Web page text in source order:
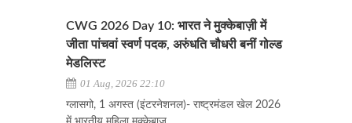
CWG 2026 Day 10: भारत ने मुक्केबाज़ी में
जीता पांचवां स्वर्ण पदक, अरुंधति चौधरी बनीं गोल्ड
मेडलिस्ट
01 Aug, 2026 22:10
ग्लासगो, 1 अगस्त (इंटरनेशनल)- राष्ट्रमंडल खेल 2026